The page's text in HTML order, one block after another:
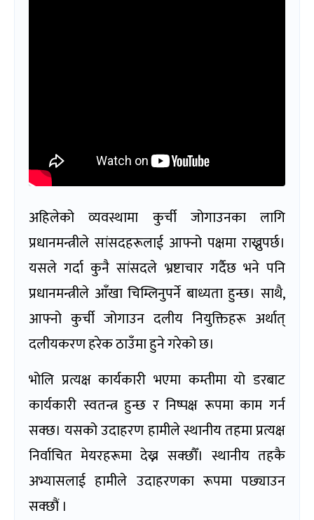
अहिलेको व्यवस्थामा कुर्ची जोगाउनका लागि
प्रधानमन्त्रीले सांसदहरूलाई आफ्नो पक्षमा राख्नुपर्छ।
यसले गर्दा कुनै सांसदले भ्रष्टाचार गर्दैछ भने पनि
प्रधानमन्त्रीले आँखा चिम्लिनुपर्ने बाध्यता हुन्छ। साथै,
आफ्नो कुर्ची जोगाउन दलीय नियुक्तिहरू अर्थात्
दलीयकरण हरेक ठाउँमा हुने गरेको छ।
भोलि प्रत्यक्ष कार्यकारी भएमा कम्तीमा यो डरबाट
कार्यकारी स्वतन्त्र हुन्छ र निष्पक्ष रूपमा काम गर्न
सक्छ। यसको उदाहरण हामीले स्थानीय तहमा प्रत्यक्ष
निर्वाचित मेयरहरूमा देख्न सक्छौँ। स्थानीय तहकै
अभ्यासलाई हामीले उदाहरणका रूपमा पछ्याउन
सक्छौं ।